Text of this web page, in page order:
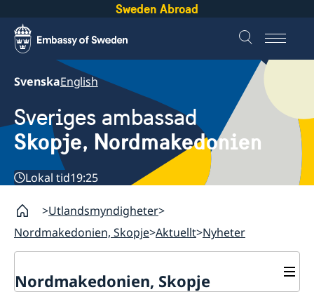
Sweden Abroad
SvenskaEnglish
Sveriges ambassad
Skopje, Nordmakedonien
Lokal tid19:25
Utlandsmyndigheter
Nordmakedonien, Skopje Aktuellt Nyheter
Nordmakedonien, Skopje